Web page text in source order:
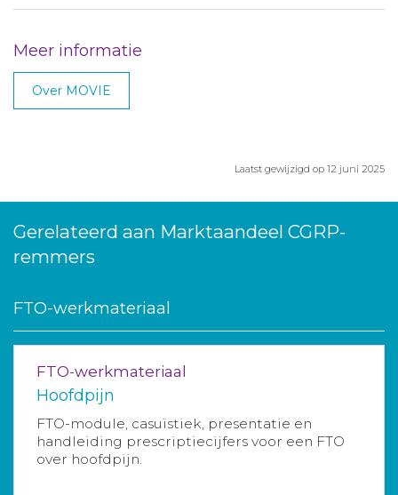
Meer informatie
Over MOVIE
Laatst gewijzigd op 12 juni 2025
Gerelateerd aan Marktaandeel CGRP-
remmers
FTO-werkmateriaal
FTO-werkmateriaal
Hoofdpijn
FTO-module, casuïstiek, presentatie en
handleiding prescriptiecijfers voor een FTO
over hoofdpijn.